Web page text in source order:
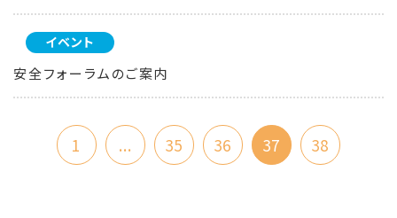
イベント
安全フォーラムのご案内
1 ... 35 36 37 38